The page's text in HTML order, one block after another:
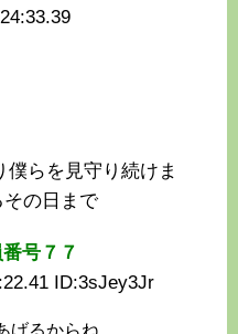
らを見守り続けま
の日まで
号７７
ID:3sJey3Jr
げるからね